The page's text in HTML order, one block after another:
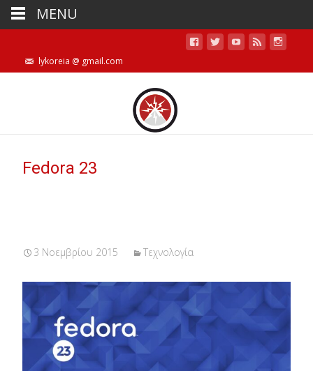
lykoreia @ gmail.com
Fedora 23
3 Νοεμβρίου 2015 Τεχνολογία
MENU